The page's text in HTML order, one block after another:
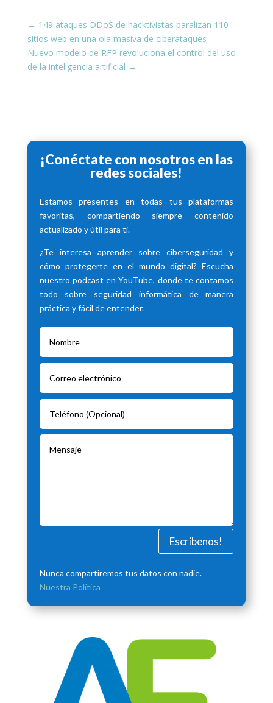
← 149 ataques DDoS de hacktivistas paralizan 110
sitios web en una ola masiva de ciberataques
Nuevo modelo de RFP revoluciona el control del uso
de la inteligencia artificial →
¡Conéctate con nosotros en las
redes sociales!
Estamos presentes en todas tus plataformas
favoritas, compartiendo siempre contenido
actualizado y útil para ti.
¿Te interesa aprender sobre ciberseguridad y
cómo protegerte en el mundo digital? Escucha
nuestro podcast en YouTube, donde te contamos
todo sobre seguridad informática de manera
práctica y fácil de entender.
Escríbenos!
Nunca compartiremos tus datos con nadie.
Nuestra Política